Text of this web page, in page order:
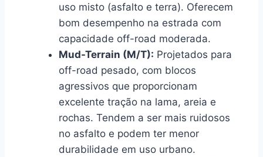
uso misto (asfalto e terra). Oferecem
bom desempenho na estrada com
capacidade off-road moderada.
Mud-Terrain (M/T): Projetados para
off-road pesado, com blocos
agressivos que proporcionam
excelente tração na lama, areia e
rochas. Tendem a ser mais ruidosos
no asfalto e podem ter menor
durabilidade em uso urbano.